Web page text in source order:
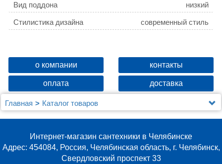
Вид поддона низкий
Стилистика дизайна современный стиль
о компании контакты
оплата доставка
Главная
Каталог товаров
Душевые уголки, ограждения, поддоны
Jacob Delafon
Поддон для душа Jacob Delafon Flight Pure E62326-
Интернет-магазин сантехники в Челябинске
Адрес: 454084, Россия, Челябинская область, г. Челябинск,
Свердловский проспект 33